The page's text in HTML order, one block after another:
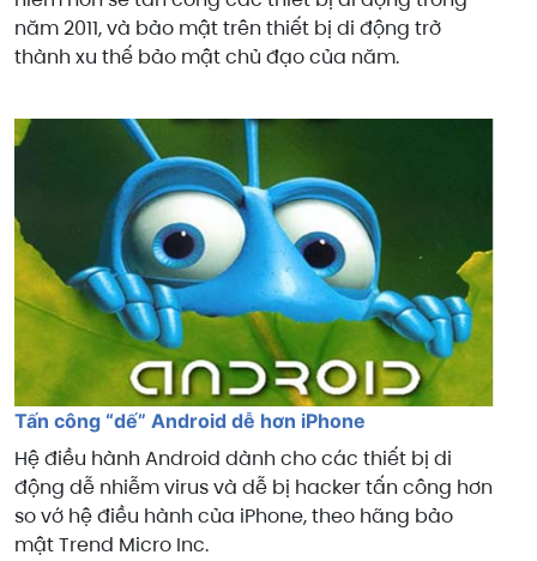
năm 2011, và bảo mật trên thiết bị di động trở
thành xu thế bảo mật chủ đạo của năm.
Tấn công “dế” Android dễ hơn iPhone
Hệ điều hành Android dành cho các thiết bị di
động dễ nhiễm virus và dễ bị hacker tấn công hơn
so vớ hệ điều hành của iPhone, theo hãng bảo
mật Trend Micro Inc.